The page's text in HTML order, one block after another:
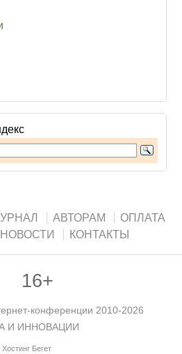
АВТОРАМ
ОПЛАТА
НОВОСТИ КОНТАКТЫ
16+
конференции 2010-2026
И ИННОВАЦИИ
Хостинг Бегет